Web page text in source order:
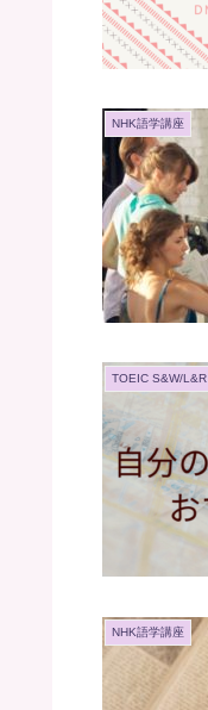
NHK語学講座
TOEIC S&W/L&R
NHK語学講座